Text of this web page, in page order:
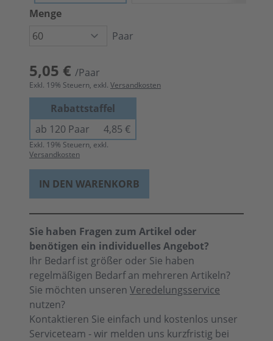
Menge
Paar
5,05 € /Paar
Exkl. 19% Steuern, exkl. Versandkosten
Rabattstaffel
ab 120 Paar
4,85 €
Exkl. 19% Steuern, exkl.
Versandkosten
IN DEN WARENKORB
Sie haben Fragen zum Artikel oder
benötigen ein individuelles Angebot?
Ihr Bedarf ist größer oder Sie haben
regelmäßigen Bedarf an mehreren Artikeln?
Sie möchten unseren Veredelungsservice
nutzen?
Kontaktieren Sie einfach und kostenlos unser
Serviceteam - wir melden uns kurzfristig bei